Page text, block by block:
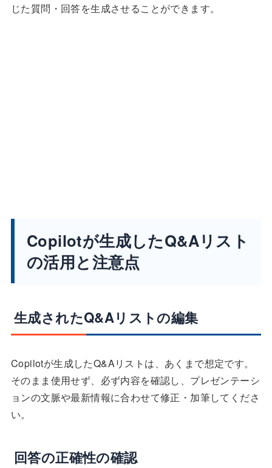
じた質問・回答を生成させることができます。
Copilotが生成したQ&Aリスト
の活用と注意点
生成されたQ&Aリストの編集
Copilotが生成したQ&Aリストは、あくまで想定です。
そのまま使用せず、必ず内容を確認し、プレゼンテーシ
ョンの文脈や最新情報に合わせて修正・加筆してくださ
い。
回答の正確性の確認